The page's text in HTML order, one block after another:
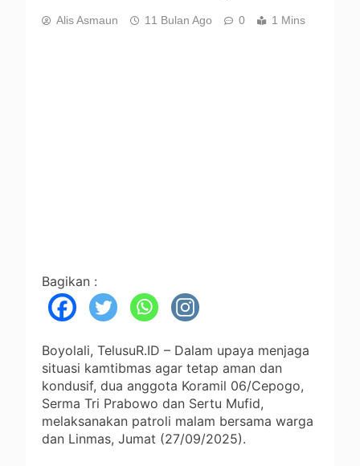
Alis Asmaun 11 Bulan Ago 0 1 Mins
Bagikan :
Boyolali, TelusuR.ID – Dalam upaya menjaga
situasi kamtibmas agar tetap aman dan
kondusif, dua anggota Koramil 06/Cepogo,
Serma Tri Prabowo dan Sertu Mufid,
melaksanakan patroli malam bersama warga
dan Linmas, Jumat (27/09/2025).